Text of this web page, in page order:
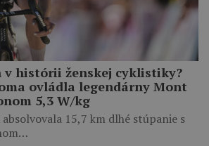
v histórii ženskej cyklistiky?
ovládla legendárny Mont
5,3 W/kg
15,7 km dlhé stúpanie s